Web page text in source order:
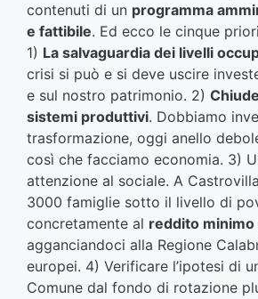
contenuti di un programma
e fattibile. Ed ecco le cinque
1) La salvaguardia dei livelli
crisi si può e si deve uscire
e sul nostro patrimonio. 2)
sistemi produttivi. Dobbiamo
trasformazione, oggi anello
così che facciamo economia. 3)
attenzione al sociale. A
3000 famiglie sotto il livello di
concretamente al reddito
agganciandoci alla Regione
europei. 4) Verificare l’ipotesi di
Comune dal fondo di rotazione